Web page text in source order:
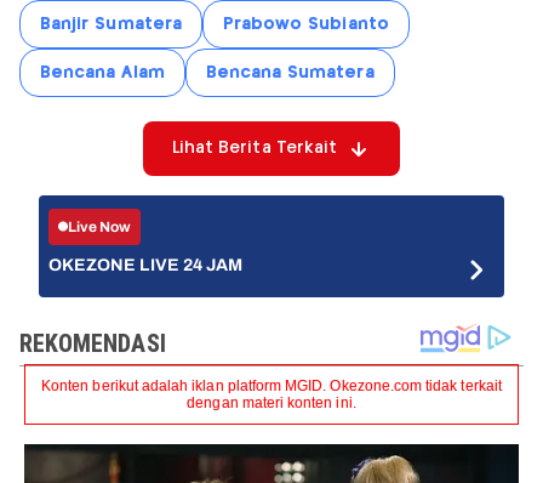
Banjir Sumatera Prabowo Subianto
Bencana Alam Bencana Sumatera
Lihat Berita Terkait
Live Now
OKEZONE LIVE 24 JAM